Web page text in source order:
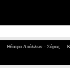
Θέατρο Απόλλων - Σύρος